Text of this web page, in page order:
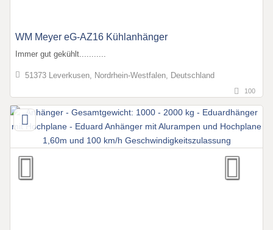
WM Meyer eG-AZ16 Kühlanhänger
Immer gut gekühlt...........
51373 Leverkusen, Nordrhein-Westfalen, Deutschland
100